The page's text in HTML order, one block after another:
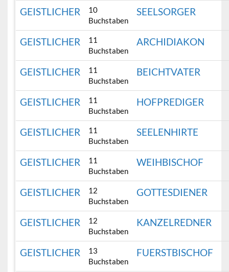
GEISTLICHER
10
Buchstaben
SEELSORGER
GEISTLICHER
11
Buchstaben
ARCHIDIAKON
GEISTLICHER
11
Buchstaben
BEICHTVATER
GEISTLICHER
11
Buchstaben
HOFPREDIGER
GEISTLICHER
11
Buchstaben
SEELENHIRTE
GEISTLICHER
11
Buchstaben
WEIHBISCHOF
GEISTLICHER
12
Buchstaben
GOTTESDIENER
GEISTLICHER
12
Buchstaben
KANZELREDNER
GEISTLICHER
13
Buchstaben
FUERSTBISCHOF